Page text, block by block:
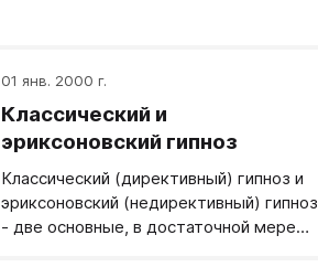
всех областях психологического
исследования, неопределенности
остаются, но к настоящему времени
уже установлено много фактов.
01 янв. 2000 г.
Классический и
эриксоновский гипноз
Классический (директивный) гипноз и
эриксоновский​ (недирективный) гипноз
- две основные, в достаточной мере